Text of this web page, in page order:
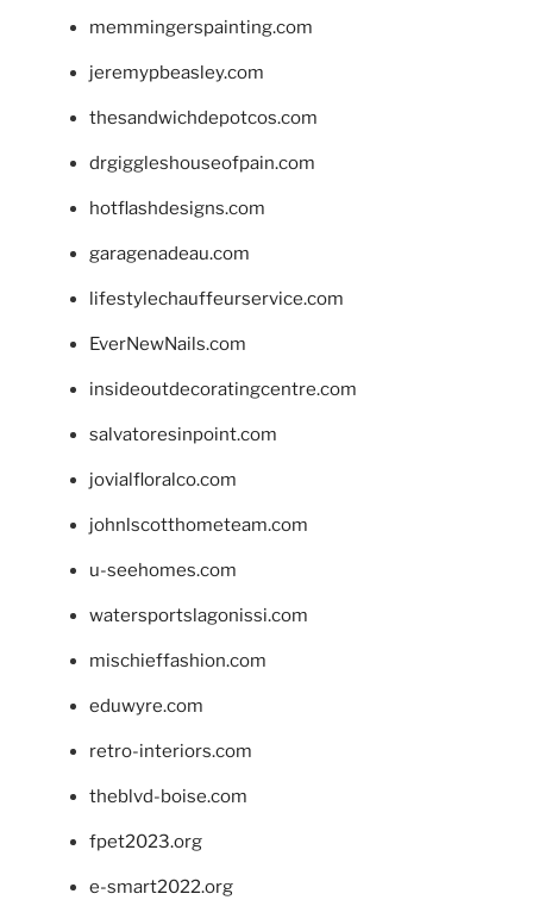
memmingerspainting.com
jeremypbeasley.com
thesandwichdepotcos.com
drgiggleshouseofpain.com
hotflashdesigns.com
garagenadeau.com
lifestylechauffeurservice.com
EverNewNails.com
insideoutdecoratingcentre.com
salvatoresinpoint.com
jovialfloralco.com
johnlscotthometeam.com
u-seehomes.com
watersportslagonissi.com
mischieffashion.com
eduwyre.com
retro-interiors.com
theblvd-boise.com
fpet2023.org
e-smart2022.org